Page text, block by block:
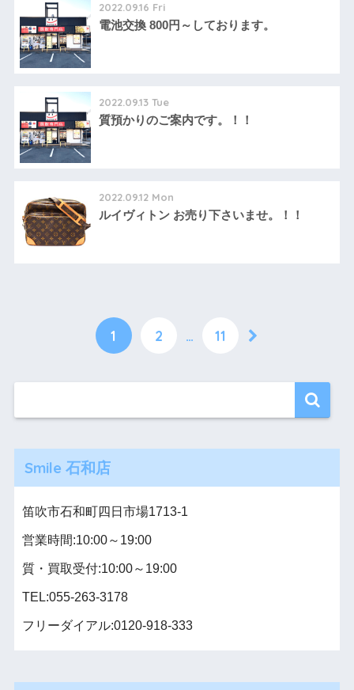
2022.09.16 Fri
電池交換 800円～しております。
2022.09.13 Tue
質預かりのご案内です。！！
2022.09.12 Mon
ルイヴィトン お売り下さいませ。！！
1 2 … 11
Smile 石和店
笛吹市石和町四日市場1713-1
営業時間:10:00～19:00
質・買取受付:10:00～19:00
TEL:055-263-3178
フリーダイアル:0120-918-333